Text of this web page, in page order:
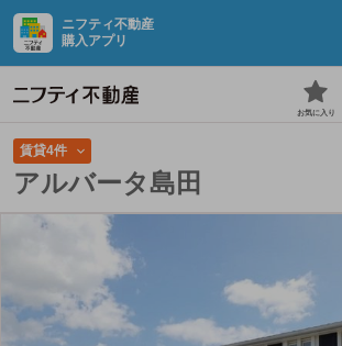
ニフティ不動産
購入アプリ
お気に入り
賃貸4件
アルバータ島田